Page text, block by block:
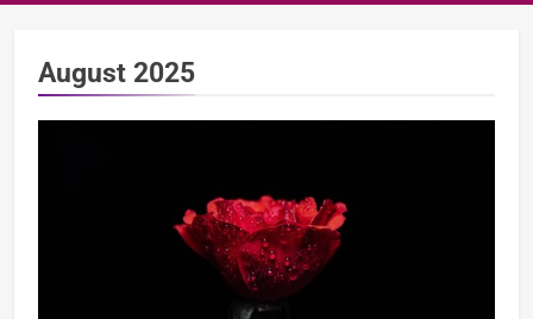
August 2025